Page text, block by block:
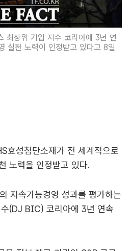
최상위 기업 지수 코리아에 3년 연
실천 노력이 인정받고 있다고 8일
효성첨단소재가 전 세계적으로
노력을 인정받고 있다.
지속가능경영 성과를 평가하는
(DJ BIC) 코리아에 3년 연속